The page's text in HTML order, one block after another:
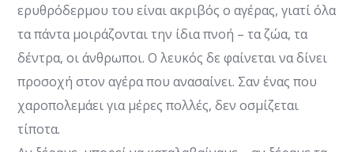
ερυθρόδερμου του είναι ακριβός ο αγέρας, γιατί όλα
τα πάντα μοιράζονται την ίδια πνοή – τα ζώα, τα
δέντρα, οι άνθρωποι. Ο λευκός δε φαίνεται να δίνει
προσοχή στον αγέρα που ανασαίνει. Σαν ένας που
χαροπολεμάει για μέρες πολλές, δεν οσμίζεται
τίποτα.